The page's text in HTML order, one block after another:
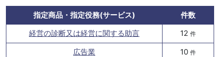
指定商品・指定役務(サービス)
件数
経営の診断又は経営に関する助言
12 件
広告業 10 件